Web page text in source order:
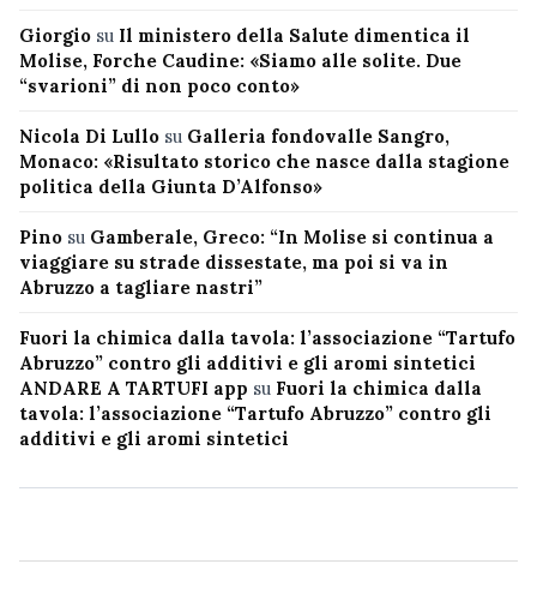
Giorgio su Il ministero della Salute dimentica il
Molise, Forche Caudine: «Siamo alle solite. Due
“svarioni” di non poco conto»
Nicola Di Lullo su Galleria fondovalle Sangro,
Monaco: «Risultato storico che nasce dalla stagione
politica della Giunta D’Alfonso»
Pino su Gamberale, Greco: “In Molise si continua a
viaggiare su strade dissestate, ma poi si va in
Abruzzo a tagliare nastri”
Fuori la chimica dalla tavola: l’associazione “Tartufo
Abruzzo” contro gli additivi e gli aromi sintetici
ANDARE A TARTUFI app su Fuori la chimica dalla
tavola: l’associazione “Tartufo Abruzzo” contro gli
additivi e gli aromi sintetici